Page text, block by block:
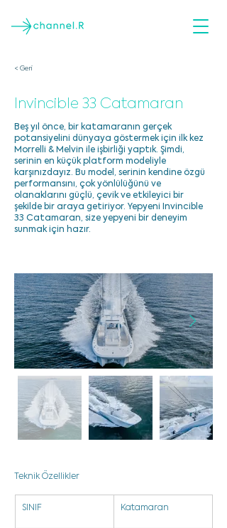
< Geri
Invincible 33 Catamaran
Beş yıl önce, bir katamaranın gerçek
potansiyelini dünyaya göstermek için ilk kez
Morrelli & Melvin ile işbirliği yaptık. Şimdi,
serinin en küçük platform modeliyle
karşınızdayız. Bu model, serinin kendine özgü
performansını, çok yönlülüğünü ve
olanaklarını güçlü, çevik ve etkileyici bir
şekilde bir araya getiriyor. Yepyeni Invincible
33 Catamaran, size yepyeni bir deneyim
sunmak için hazır.
Teknik Özellikler
SINIF Katamaran